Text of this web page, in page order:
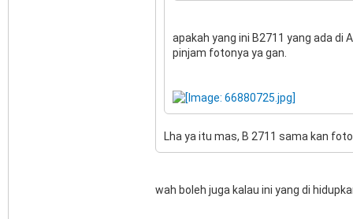
apakah yang ini B2711 yang ada di
pinjam fotonya ya gan.
Lha ya itu mas, B 2711 sama kan
wah boleh juga kalau ini yang di